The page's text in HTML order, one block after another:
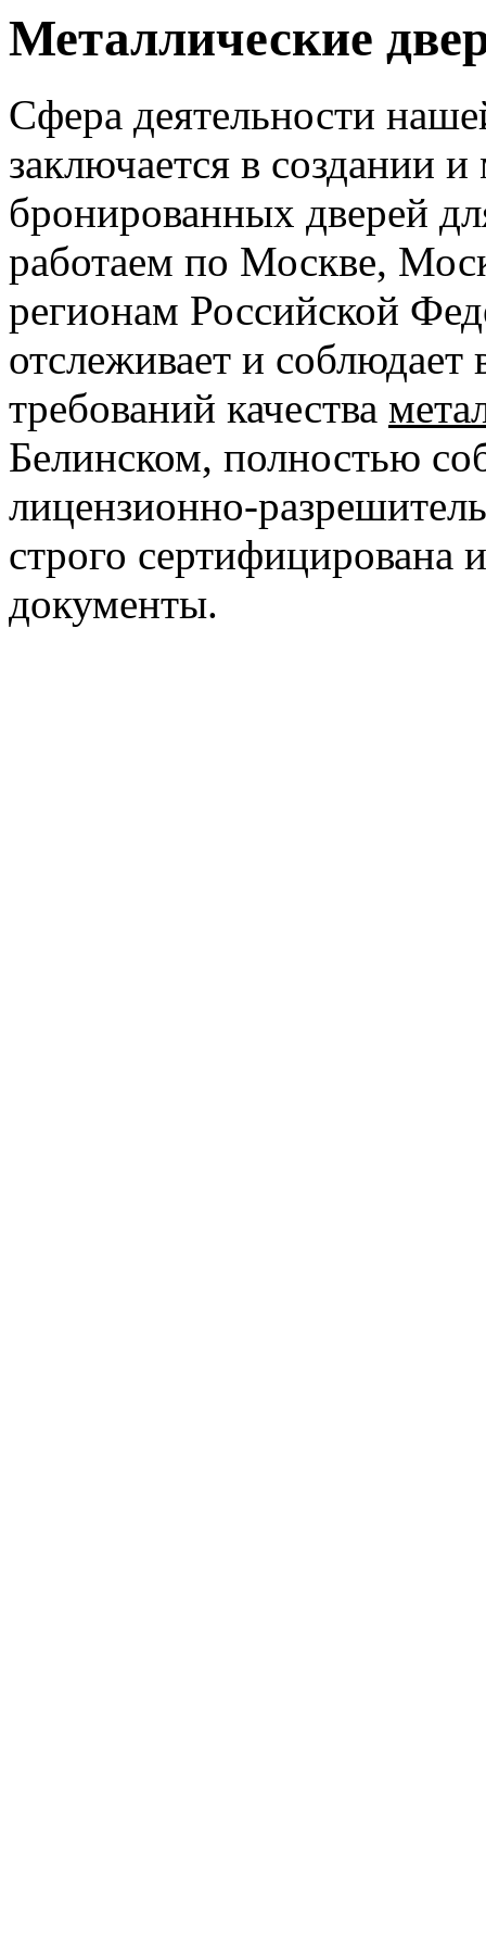
Металлические
Сфера деятельности
заключается в создании
бронированных дверей
работаем по Москве,
регионам Российской
отслеживает и соблюдает
требований качества
Белинском, полностью
лицензионно-
строго
документы.